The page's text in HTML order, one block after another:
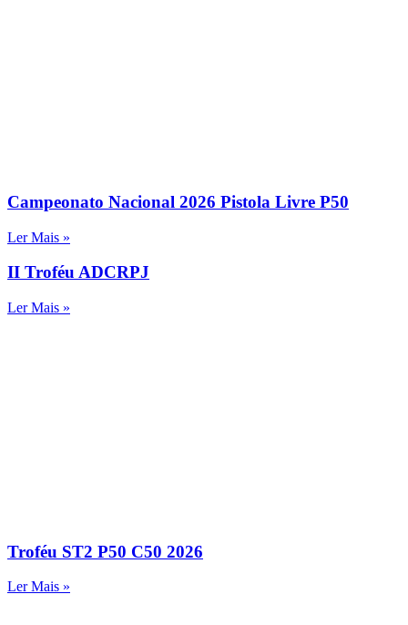
Campeonato Nacional 2026 Pistola Livre P50
Ler Mais »
II Troféu ADCRPJ
Ler Mais »
Troféu ST2 P50 C50 2026
Ler Mais »